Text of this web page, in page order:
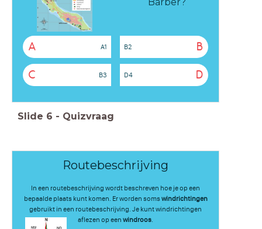
Barber?
A A1 B
B2
C B3 D
D4
Slide 6 - Quizvraag
Routebeschrijving
In een routebeschrijving wordt beschreven hoe je op een
bepaalde plaats kunt komen. Er worden soms windrichtingen
gebruikt in een routebeschrijving. Je kunt windrichtingen
aflezen op een windroos.